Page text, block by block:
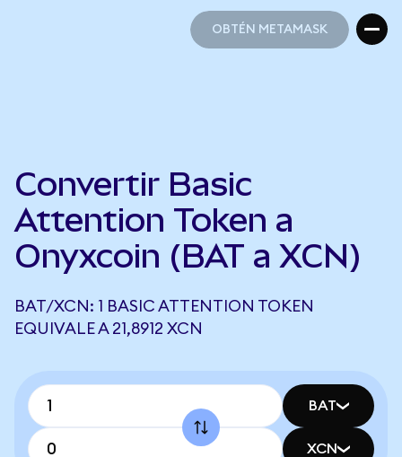
OBTÉN METAMASK
Convertir Basic
Attention Token a
Onyxcoin (BAT a XCN)
BAT/XCN: 1 BASIC ATTENTION TOKEN
EQUIVALE A 21,8912 XCN
BAT
XCN